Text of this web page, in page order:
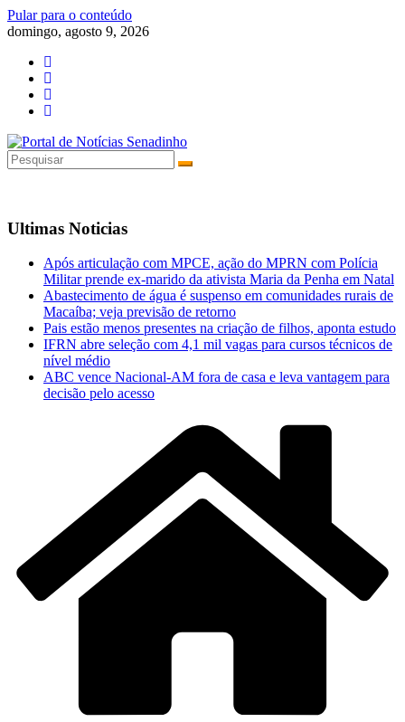
Pular para o conteúdo
domingo, agosto 9, 2026
Ultimas Noticias
Após articulação com MPCE, ação do MPRN com Polícia
Militar prende ex-marido da ativista Maria da Penha em Natal
Abastecimento de água é suspenso em comunidades rurais de
Macaíba; veja previsão de retorno
Pais estão menos presentes na criação de filhos, aponta estudo
IFRN abre seleção com 4,1 mil vagas para cursos técnicos de
nível médio
ABC vence Nacional-AM fora de casa e leva vantagem para
decisão pelo acesso